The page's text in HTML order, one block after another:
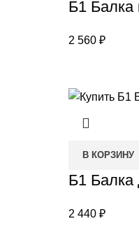
Б1 Балка
2 560 ₽
В КОРЗИНУ
Б1 Балка
2 440 ₽